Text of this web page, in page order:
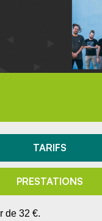
TARIFS
PRESTATIONS
de 32 €.